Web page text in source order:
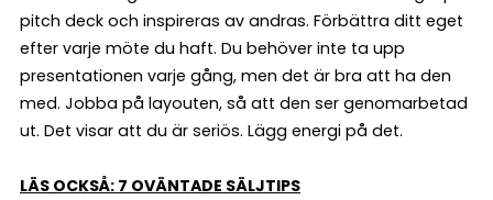
pitch deck och inspireras av andras. Förbättra ditt eget
efter varje möte du haft. Du behöver inte ta upp
presentationen varje gång, men det är bra att ha den
med. Jobba på layouten, så att den ser genomarbetad
ut. Det visar att du är seriös. Lägg energi på det.
LÄS OCKSÅ: 7 OVÄNTADE SÄLJTIPS